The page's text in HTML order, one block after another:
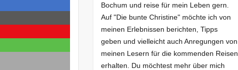
Bochum und reise für mein Leben gern.
Auf "Die bunte Christine" möchte ich von
meinen Erlebnissen berichten, Tipps
geben und vielleicht auch Anregungen von
meinen Lesern für die kommenden Reisen
erhalten. Du möchtest mehr über mich